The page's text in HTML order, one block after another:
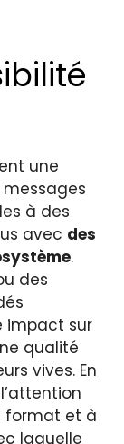
une
à des
avec des
.
des
impact sur
qualité
vives. En
format et à
laquelle